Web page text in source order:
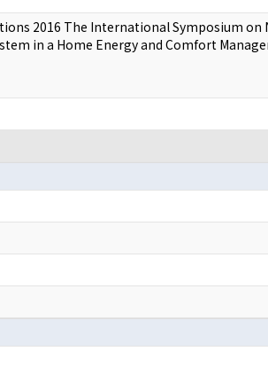
2016 The International Symposium on
in a Home Energy and Comfort